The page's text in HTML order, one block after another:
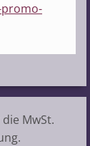
MwSt.